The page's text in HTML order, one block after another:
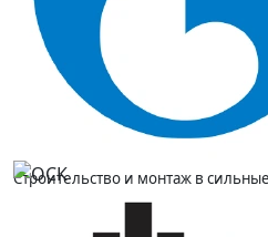
зимний костюм с полным набором
порезов, загрязнений, холода
Утеплитель синтепон 400 г/м2 и
на ткани оксфорд делают модель
работы на морозе.
Назначение и сферы
Строительство и монтаж в
инструментом на улице,